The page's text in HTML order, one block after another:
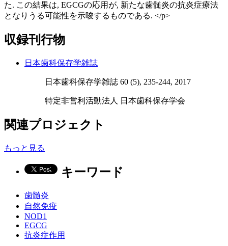
た. この結果は, EGCGの応用が, 新たな歯髄炎の抗炎症療法
となりうる可能性を示唆するものである. </p>
収録刊行物
日本歯科保存学雑誌
日本歯科保存学雑誌 60 (5), 235-244, 2017
特定非営利活動法人 日本歯科保存学会
関連プロジェクト
もっと見る
キーワード
歯髄炎
自然免疫
NOD1
EGCG
抗炎症作用